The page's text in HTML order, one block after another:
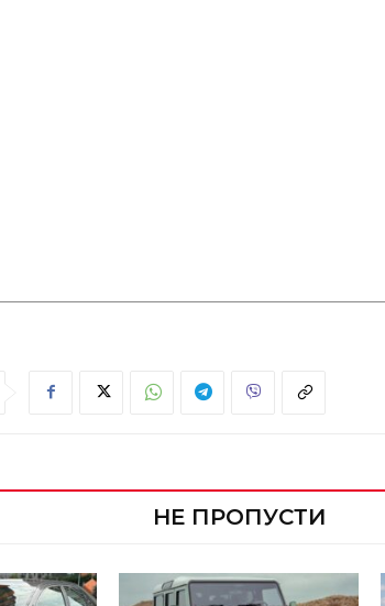
НЕ ПРОПУСТИ